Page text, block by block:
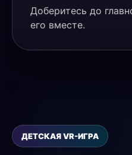
Доберитесь до
его вместе.
ДЕТСКАЯ VR-ИГРА